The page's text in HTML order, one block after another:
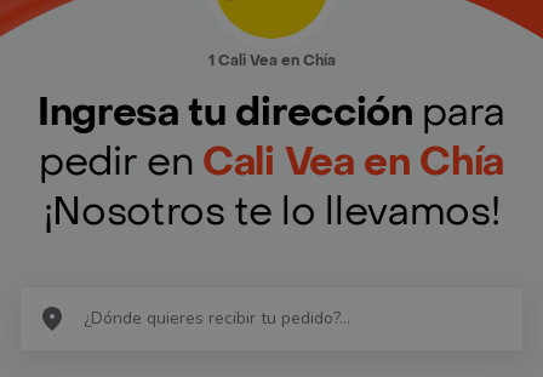
1 Cali Vea en Chía
Ingresa tu dirección para
pedir en Cali Vea en Chía
¡Nosotros te lo llevamos!